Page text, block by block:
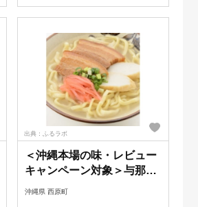
出典：ふるラボ
＜沖縄本場の味・レビュー
キャンペーン対象＞与那覇
食品の沖縄そば(麺・スー
沖縄県 西原町